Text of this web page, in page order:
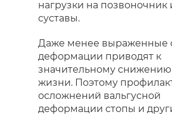
нагрузки на позвоночник
суставы.
Даже менее выраженные
деформации приводят к
значительному снижению
жизни. Поэтому
осложнений вальгусной
деформации стопы и